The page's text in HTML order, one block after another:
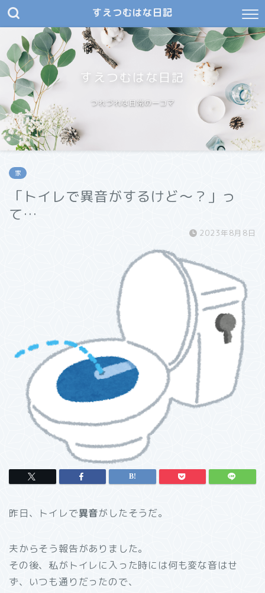
すえつむはな日記
すえつむはな日記
つれづれな日常の一コマ
家
「トイレで異音がするけど～？」っ
て…
2023年8月8日
昨日、トイレで異音がしたそうだ。
夫からそう報告がありました。
その後、私がトイレに入った時には何も変な音はせ
ず、いつも通りだったので、